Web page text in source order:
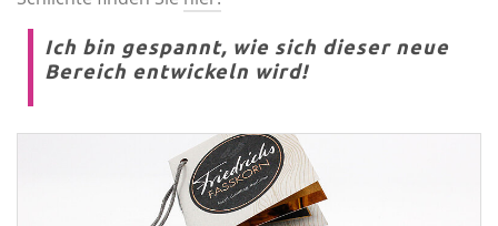
Ich bin gespannt, wie sich dieser neue
Bereich entwickeln wird!